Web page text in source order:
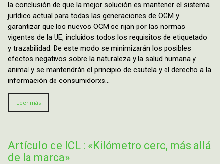
la conclusión de que la mejor solución es mantener el sistema
jurídico actual para todas las generaciones de OGM y
garantizar que los nuevos OGM se rijan por las normas
vigentes de la UE, incluidos todos los requisitos de etiquetado
y trazabilidad. De este modo se minimizarán los posibles
efectos negativos sobre la naturaleza y la salud humana y
animal y se mantendrán el principio de cautela y el derecho a la
información de consumidorxs…
Leer más
Artículo de ICLI: «Kilómetro cero, más allá
de la marca»